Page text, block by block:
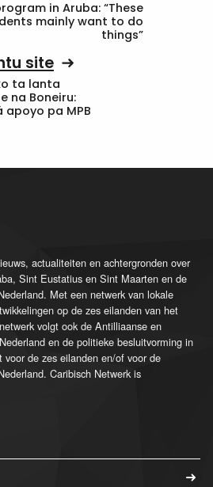
in Aruba: “These
mainly want to do
things”
site
ta lanta
na Boneiru:
apoyo pa MPB
actualiteiten en achtergronden over
Sint Eustatius en Sint Maarten en de
Met een netwerk van lokale
op de zes eilanden van het
volgt ook de Antilliaanse en
en de politieke besluitvorming in
de zes eilanden en/of voor de
Caribisch Netwerk is